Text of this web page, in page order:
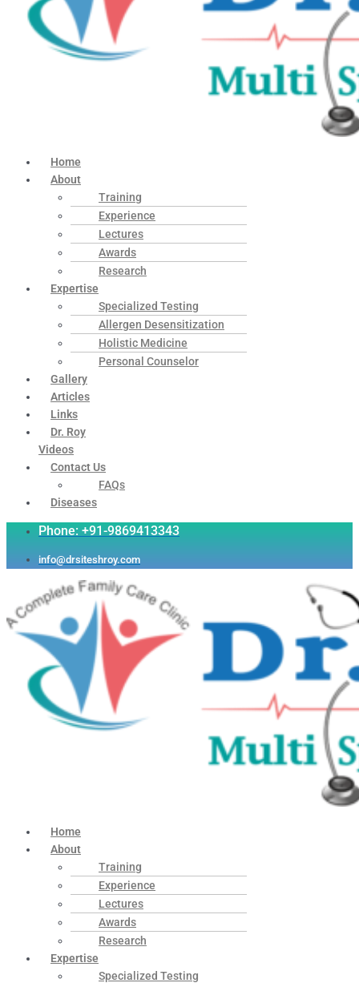
Home
About
Training
Experience
Lectures
Awards
Research
Expertise
Specialized Testing
Allergen Desensitization
Holistic Medicine
Personal Counselor
Gallery
Articles
Links
Dr. Roy
Videos
Contact Us
FAQs
Diseases
Phone: +91-9869413343
info@drsiteshroy.com
Home
About
Training
Experience
Lectures
Awards
Research
Expertise
Specialized Testing